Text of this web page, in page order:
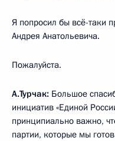
Я попросил бы всё-таки
Андрея Анатольевича.
Пожалуйста.
А.Турчак: Большое
инициатив «Единой
принципиально важно,
партии, которые мы